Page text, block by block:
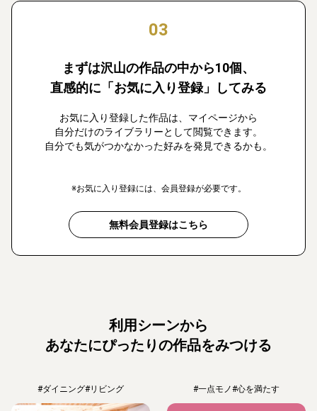
03
まずは沢山の作品の中から10個、
直感的に「お気に入り登録」してみる
お気に入り登録した作品は、マイページから
自分だけのライブラリーとして閲覧できます。
自分でも気がつかなかった好みを発見できるかも。
※お気に入り登録には、会員登録が必要です。
無料会員登録はこちら
利用シーンから
あなたにぴったりの作品をみつける
#ダイニング#リビング #一点モノ#心を満たす